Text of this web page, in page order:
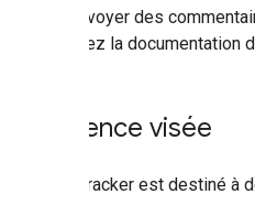
pour envoyer des
consultez la documentation
Audience visée
Issue Tracker est destiné à